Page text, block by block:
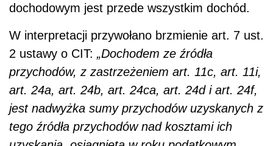
dochodowym jest przede wszystkim dochód.
W interpretacji przywołano brzmienie art. 7 ust.
2 ustawy o CIT: „Dochodem ze źródła
przychodów, z zastrzeżeniem art. 11c, art. 11i,
art. 24a, art. 24b, art. 24ca, art. 24d i art. 24f,
jest nadwyżka sumy przychodów uzyskanych z
tego źródła przychodów nad kosztami ich